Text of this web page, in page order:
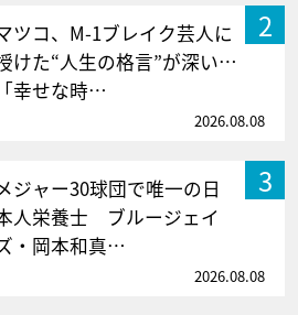
2
ツコ、M-1ブレイク芸人に
けた“人生の格言”が深い…
「幸せな時…
2026.08.08
3
ジャー30球団で唯一の日
人栄養士 ブルージェイ
・岡本和真…
2026.08.08